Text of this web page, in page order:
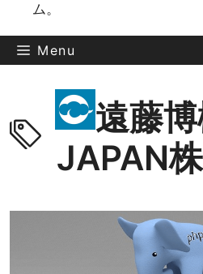
プ
ム。
Menu
遠藤
JAPAN株